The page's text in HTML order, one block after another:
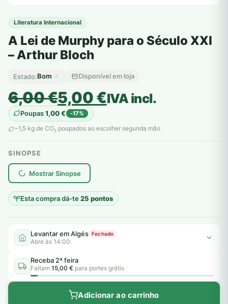
Literatura Internacional
A Lei de Murphy para o Século XXI
– Arthur Bloch
Estado:Bom Disponível em loja
6,00€
O
preço
original
era:
6,00 €.
5,00€
O
preço
atual
é:
5,00 €.
IVA incl.
Poupas1,00€ -17%
~1,5 kg de CO2 poupados ao escolher segunda mão
SINOPSE
Mostrar Sinopse
Esta compra dá-te25 pontos
plantar árvores reais
Levantar em Algés Fechado
Abre às 14:00
Receba 2ª feira
Faltam 15,00 € para portes grátis
Adicionar ao carrinho